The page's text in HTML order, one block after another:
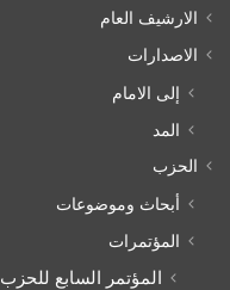
الارشيف العام
الاصدارات
إلى الامام
المد
الحزب
أبحاث وموضوعات
المؤتمرات
المؤتمر السابع للحزب